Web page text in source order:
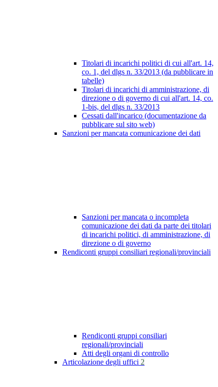
Titolari di incarichi politici di cui all'art. 14,
co. 1, del dlgs n. 33/2013 (da pubblicare in
tabelle)
Titolari di incarichi di amministrazione, di
direzione o di governo di cui all'art. 14, co.
1-bis, del dlgs n. 33/2013
Cessati dall'incarico (documentazione da
pubblicare sul sito web)
Sanzioni per mancata comunicazione dei dati
Sanzioni per mancata o incompleta
comunicazione dei dati da parte dei titolari
di incarichi politici, di amministrazione, di
direzione o di governo
Rendiconti gruppi consiliari regionali/provinciali
Rendiconti gruppi consiliari
regionali/provinciali
Atti degli organi di controllo
Articolazione degli uffici 2